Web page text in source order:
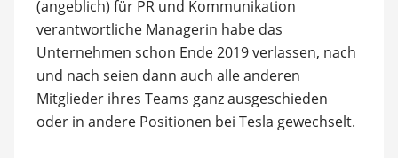
(angeblich) für PR und Kommunikation
verantwortliche Managerin habe das
Unternehmen schon Ende 2019 verlassen, nach
und nach seien dann auch alle anderen
Mitglieder ihres Teams ganz ausgeschieden
oder in andere Positionen bei Tesla gewechselt.